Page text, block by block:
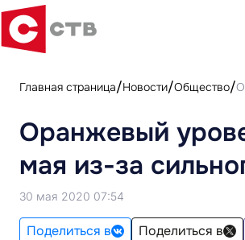
Главная страница Новости Общество
Оранжевый
мая из-за
30 мая 2020 07:54
Поделиться в Поделиться в